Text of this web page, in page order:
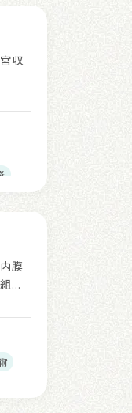
収
膜
織